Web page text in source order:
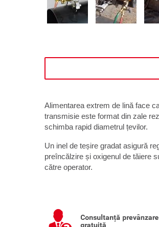
Alimentarea extrem de lină face
transmisie este format din zale
schimba rapid diametrul țevilor.
Un inel de teșire gradat asigură
preîncălzire și oxigenul de tăiere
către operator.